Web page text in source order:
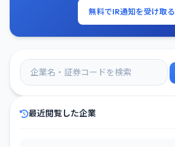
無料でIR通知を受け取る
最近閲覧した企業